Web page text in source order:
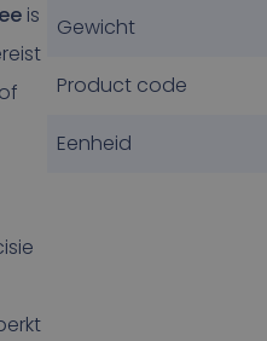
is
Gewicht
Product code
Eenheid